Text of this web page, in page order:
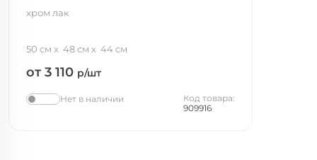
хром лак
50 см 48 см 44 см
от 3 110 р/шт
Нет в наличии
Код товара:
909916